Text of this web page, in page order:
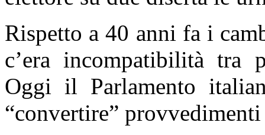
Rispetto a 40 anni fa i
c’era incompatibilità tra
Oggi il Parlamento
“convertire”